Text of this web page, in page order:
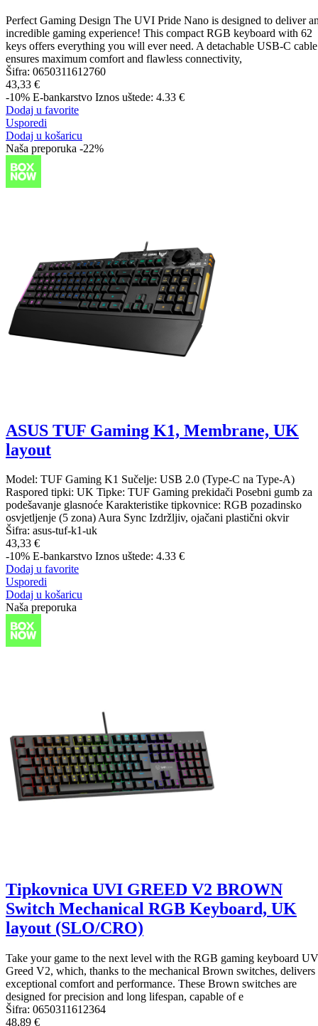
Perfect Gaming Design The UVI Pride Nano is designed to deliver
incredible gaming experience! This compact RGB keyboard with 62
keys offers everything you will ever need. A detachable USB-C cable
ensures maximum comfort and flawless connectivity,
Šifra: 0650311612760
43,33 €
-10% E-bankarstvo Iznos uštede: 4.33 €
Dodaj u favorite
Usporedi
Dodaj u košaricu
Naša preporuka -22%
ASUS TUF Gaming K1, Membrane, UK
layout
Model: TUF Gaming K1 Sučelje: USB 2.0 (Type-C na Type-A)
Raspored tipki: UK Tipke: TUF Gaming prekidači Posebni gumb za
podešavanje glasnoće Karakteristike tipkovnice: RGB pozadinsko
osvjetljenje (5 zona) Aura Sync Izdržljiv, ojačani plastični okvir
Šifra: asus-tuf-k1-uk
43,33 €
-10% E-bankarstvo Iznos uštede: 4.33 €
Dodaj u favorite
Usporedi
Dodaj u košaricu
Naša preporuka
Tipkovnica UVI GREED V2 BROWN
Switch Mechanical RGB Keyboard, UK
layout (SLO/CRO)
Take your game to the next level with the RGB gaming keyboard
Greed V2, which, thanks to the mechanical Brown switches, delivers
exceptional comfort and performance. These Brown switches are
designed for precision and long lifespan, capable of e
Šifra: 0650311612364
48,89 €